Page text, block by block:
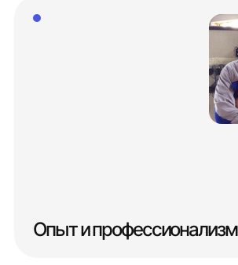
Опыт и профессионализм